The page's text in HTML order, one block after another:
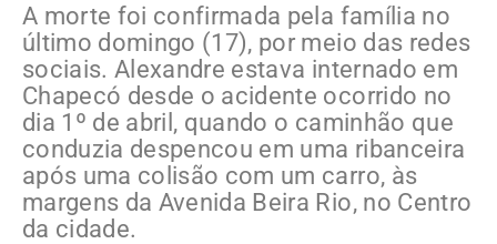
A morte foi confirmada pela família no
último domingo (17), por meio das redes
sociais. Alexandre estava internado em
Chapecó desde o acidente ocorrido no
dia 1º de abril, quando o caminhão que
conduzia despencou em uma ribanceira
após uma colisão com um carro, às
margens da Avenida Beira Rio, no Centro
da cidade.